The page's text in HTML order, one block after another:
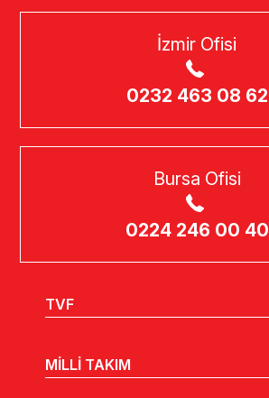
İzmir Ofisi
0232 463 08 62
Bursa Ofisi
0224 246 00 40
TVF
MİLLİ TAKIM